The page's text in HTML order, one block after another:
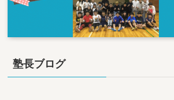
塾長ブログ